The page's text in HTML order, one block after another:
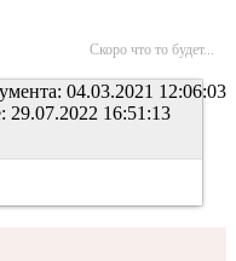
Скоро что то будет...
04.03.2021 12:06:03
29.07.2022 16:51:13